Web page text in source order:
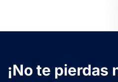
¡No te pierdas